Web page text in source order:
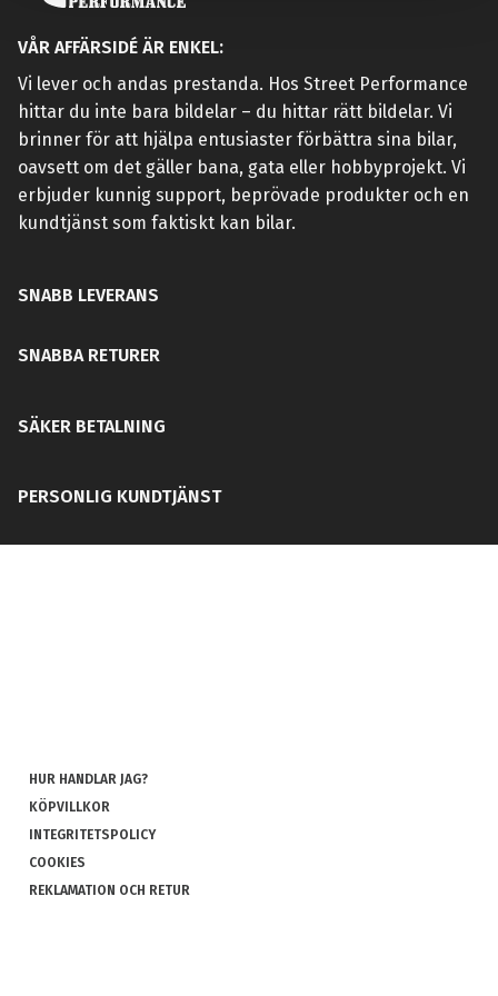
VÅR AFFÄRSIDÉ ÄR ENKEL:
Vi lever och andas prestanda. Hos Street Performance
hittar du inte bara bildelar – du hittar rätt bildelar. Vi
brinner för att hjälpa entusiaster förbättra sina bilar,
oavsett om det gäller bana, gata eller hobbyprojekt. Vi
erbjuder kunnig support, beprövade produkter och en
kundtjänst som faktiskt kan bilar.
SNABB LEVERANS
SNABBA RETURER
SÄKER BETALNING
PERSONLIG KUNDTJÄNST
HUR HANDLAR JAG?
KÖPVILLKOR
INTEGRITETSPOLICY
COOKIES
REKLAMATION OCH RETUR